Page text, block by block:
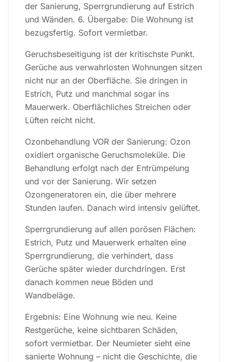
der Sanierung, Sperrgrundierung auf Estrich
und Wänden. 6. Übergabe: Die Wohnung ist
bezugsfertig. Sofort vermietbar.
Geruchsbeseitigung ist der kritischste Punkt.
Gerüche aus verwahrlosten Wohnungen sitzen
nicht nur an der Oberfläche. Sie dringen in
Estrich, Putz und manchmal sogar ins
Mauerwerk. Oberflächliches Streichen oder
Lüften reicht nicht.
Ozonbehandlung VOR der Sanierung: Ozon
oxidiert organische Geruchsmoleküle. Die
Behandlung erfolgt nach der Entrümpelung
und vor der Sanierung. Wir setzen
Ozongeneratoren ein, die über mehrere
Stunden laufen. Danach wird intensiv gelüftet.
Sperrgrundierung auf allen porösen Flächen:
Estrich, Putz und Mauerwerk erhalten eine
Sperrgrundierung, die verhindert, dass
Gerüche später wieder durchdringen. Erst
danach kommen neue Böden und
Wandbeläge.
Ergebnis: Eine Wohnung wie neu. Keine
Restgerüche, keine sichtbaren Schäden,
sofort vermietbar. Der Neumieter sieht eine
sanierte Wohnung – nicht die Geschichte, die